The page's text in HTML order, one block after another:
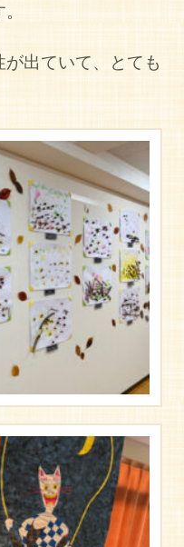
出ていて、とても